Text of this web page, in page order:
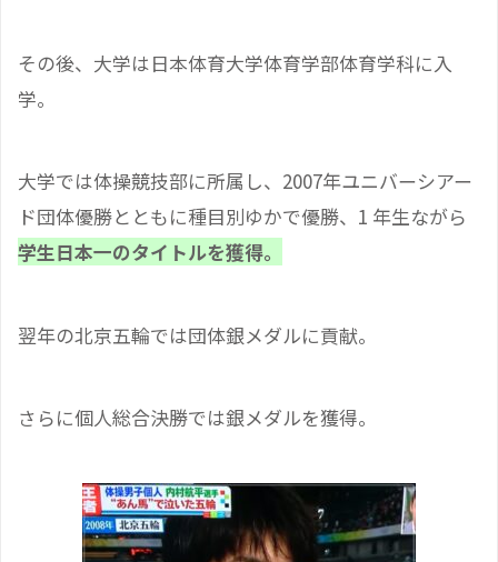
その後、大学は日本体育大学体育学部体育学科に入
学。
大学では体操競技部に所属し、2007年ユニバーシアー
ド団体優勝とともに種目別ゆかで優勝、1 年生ながら
学生日本一のタイトルを獲得。
翌年の北京五輪では団体銀メダルに貢献。
さらに個人総合決勝では銀メダルを獲得。